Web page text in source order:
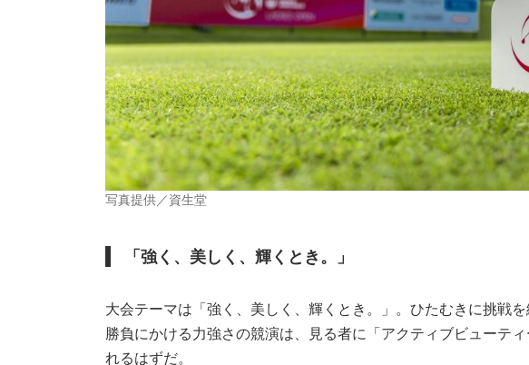
写真提供／資生堂
「強く、美しく、輝くとき。」
大会テーマは「強く、美しく、輝くとき。」。ひたむきに挑戦
勝負にかける力強さの競演は、見る者に「アクティブビューテ
れるはずだ。